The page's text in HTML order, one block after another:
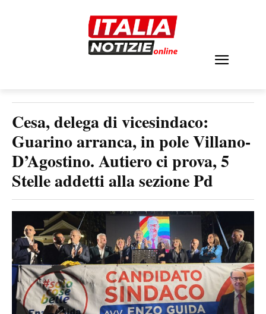
Cesa, delega di vicesindaco:
Guarino arranca, in pole Villano-
D’Agostino. Autiero ci prova, 5
Stelle addetti alla sezione Pd